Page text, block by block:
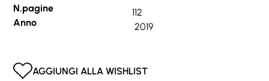
N.pagine
112
Anno
2019
AGGIUNGI ALLA WISHLIST